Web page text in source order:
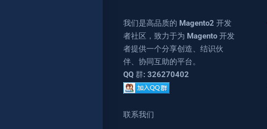
我们是高品质的 Magento2 开发
者社区，致力于为 Magento 开发
者提供一个分享创造、结识伙
伴、协同互助的平台。
QQ 群: 326270402
联系我们